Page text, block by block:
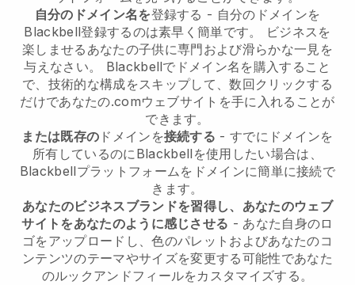
自分のドメイン名を登録する - 自分のドメインを
Blackbell登録するのは素早く簡単です。
ビジネスを
楽しませるあなたの子供に専門および滑らかな一見を
与えなさい。
Blackbellでドメイン名を購入すること
で、技術的な構成をスキップして、数回クリックする
だけであなたの.comウェブサイトを手に入れることが
できます。
または既存の ドメインを接続する - すでにドメインを
所有しているのにBlackbell を使用したい場合は、
Blackbellプラットフォームをドメインに簡単に接続で
きます。
あなたのビジネスブランドを習得し、あなたのウェブ
サイトをあなたのように感じさせる - あなた自身のロ
ゴをアップロードし、色のパレットおよびあなたのコ
ンテンツのテーマやサイズを変更する可能性であなた
のルックアンドフィールをカスタマイズする。